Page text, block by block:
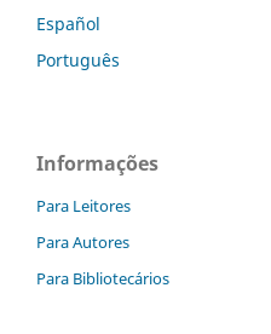
Español
Português
Informações
Para Leitores
Para Autores
Para Bibliotecários